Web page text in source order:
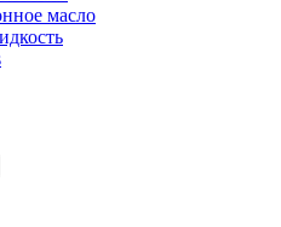
масло